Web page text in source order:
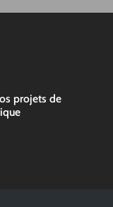
projets de